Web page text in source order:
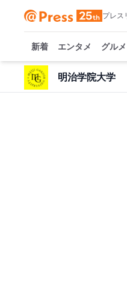
プレス
新着 エンタメ グルメ
明治学院大学